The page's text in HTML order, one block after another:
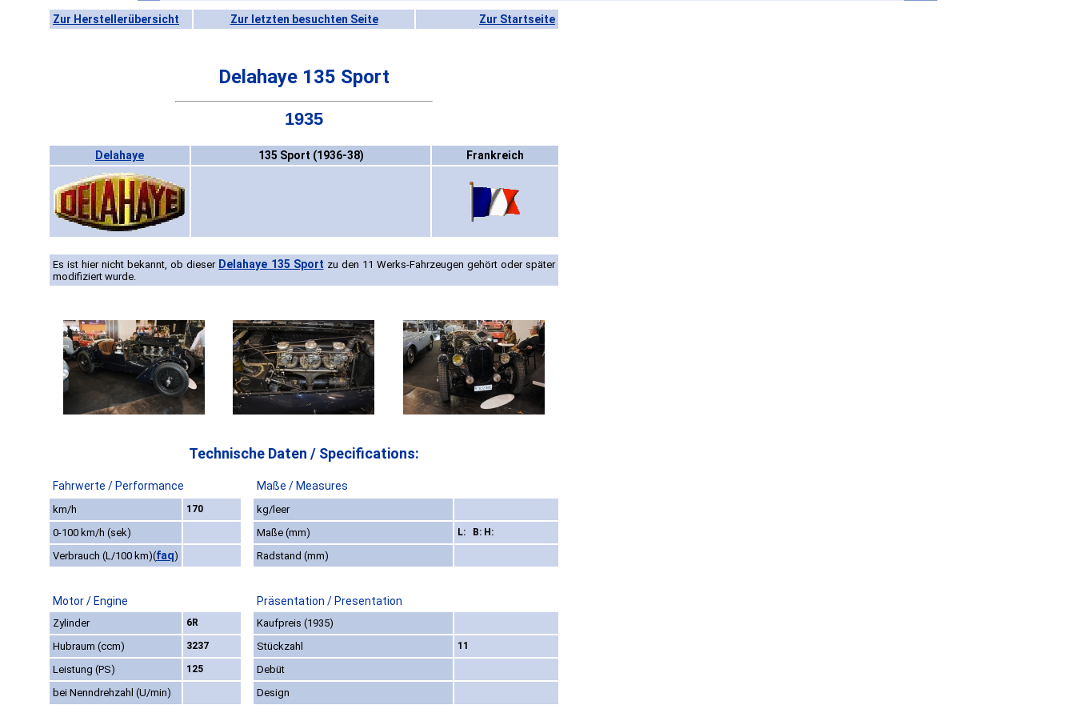
Zur Herstellerübersicht Zur letzten besuchten Seite Zur Startseite
Delahaye 135 Sport
1935
Delahaye 135 Sport (1936-38) Frankreich
Es ist hier nicht bekannt, ob dieser Delahaye 135 Sport zu den 11 Werks-Fahrzeugen gehört oder später
modifiziert wurde.
Technische Daten / Specifications:
Fahrwerte / Performance Maße / Measures
km/h 170
kg/leer
0-100 km/h (sek)
Maße (mm) L: B: H:
Verbrauch (L/100 km)(faq) Radstand (mm)
Motor / Engine Präsentation / Presentation
Zylinder 6R
Kaufpreis (1935)
Hubraum (ccm)
3237 Stückzahl 11
Leistung (PS) 125
Debüt
bei Nenndrehzahl (U/min)
Design